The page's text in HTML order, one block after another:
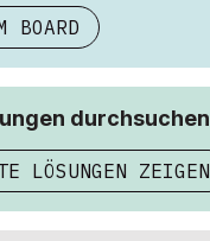
BOARD
durchsuchen
LÖSUNGEN ZEIGEN